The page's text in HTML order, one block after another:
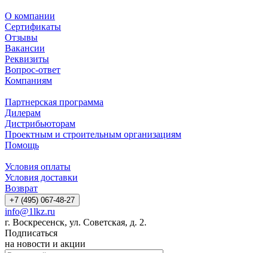
О компании
Сертификаты
Отзывы
Вакансии
Реквизиты
Вопрос-ответ
Компаниям
Партнерская программа
Дилерам
Дистрибьюторам
Проектным и строительным организациям
Помощь
Условия оплаты
Условия доставки
Возврат
+7 (495) 067-48-27
info@1lkz.ru
г. Воскресенск, ул. Советская, д. 2.
Подписаться
на новости и акции